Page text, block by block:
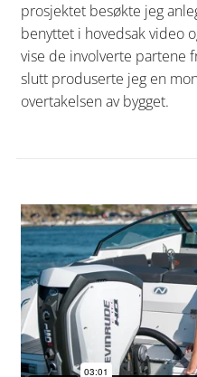
prosjektet besøkte jeg
benyttet i hovedsak video
vise de involverte partene
slutt produserte jeg en
overtakelsen av bygget.